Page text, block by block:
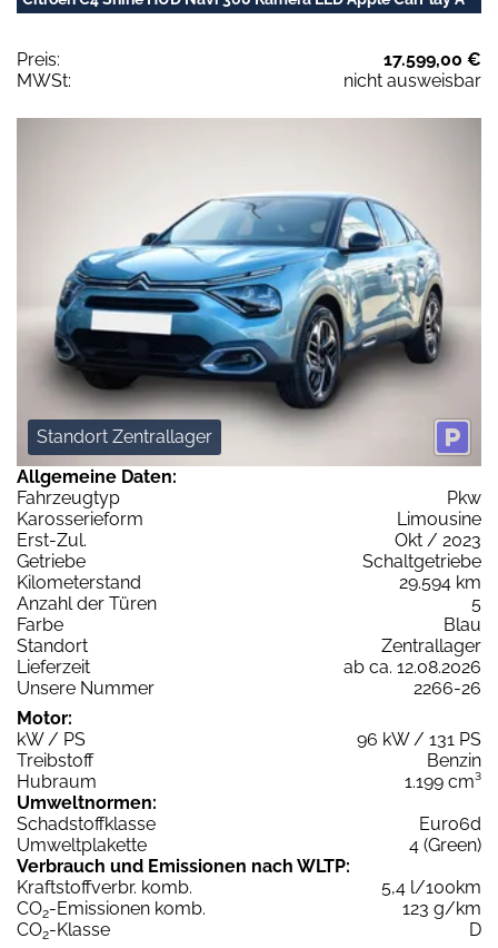
Preis:
17.599,00 €
MWSt:
nicht ausweisbar
Standort Zentrallager
Allgemeine Daten:
Fahrzeugtyp
Pkw
Karosserieform
Limousine
Erst-Zul.
Okt / 2023
Getriebe
Schaltgetriebe
Kilometerstand
29.594 km
Anzahl der Türen
5
Farbe
Blau
Standort
Zentrallager
Lieferzeit
ab ca. 12.08.2026
Unsere Nummer
2266-26
Motor:
kW / PS
96 kW / 131 PS
Treibstoff
Benzin
Hubraum
1.199 cm³
Umweltnormen:
Schadstoffklasse
Euro6d
Umweltplakette
4 (Green)
Verbrauch und Emissionen nach WLTP:
Kraftstoffverbr. komb.
5,4 l/100km
CO2-Emissionen komb.
123 g/km
CO2-Klasse
D